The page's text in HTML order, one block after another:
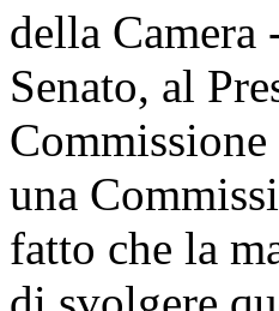
della Camera
Senato, al
una
fatto che la